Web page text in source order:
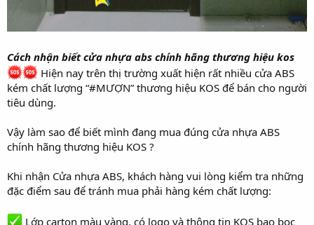
Cách nhận biết cửa nhựa abs chính hãng thương hiệu kos
Hiện nay trên thị trường xuất hiện rất nhiều cửa ABS
kém chất lượng “#MƯỢN” thương hiệu KOS để bán cho người
tiêu dùng.
Vậy làm sao để biết mình đang mua đúng cửa nhựa ABS
chính hãng thương hiệu KOS ?
Khi nhận Cửa nhựa ABS, khách hàng vui lòng kiểm tra những
đặc điểm sau để tránh mua phải hàng kém chất lượng:
Lớp carton màu vàng, có logo và thông tin KOS bao bọc